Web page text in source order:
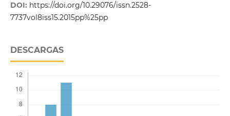
DOI: https://doi.org/10.29076/issn.2528-
7737vol8iss15.2015pp%25pp
DESCARGAS